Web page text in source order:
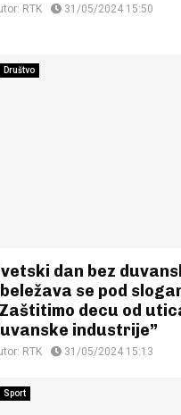
RTK 31/05/2024 15:50
Društvo
dan bez
se pod
decu od
industrije”
RTK 31/05/2024 15:13
Sport